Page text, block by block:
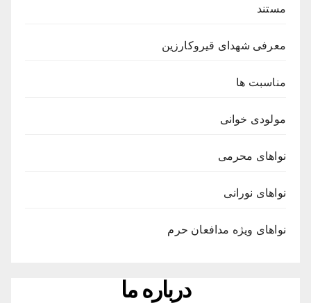
مستند
معرفی شهدای قیروکارزین
مناسبت ها
مولودی خوانی
نواهای محرمی
نواهای نورانی
نواهای ویژه مدافعان حرم
درباره ما